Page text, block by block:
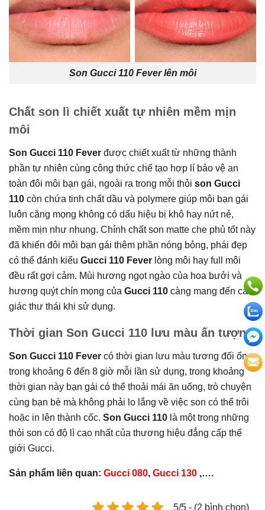
Son Gucci 110 Fever lên môi
Chất son lì chiết xuất tự nhiên mềm mịn
môi
Son Gucci 110 Fever được chiết xuất từ những thành
phần tự nhiên cùng công thức chế tạo hợp lí bảo vệ an
toàn đôi môi bạn gái, ngoài ra trong mỗi thỏi son Gucci
110 còn chứa tinh chất dầu và polymere giúp môi bạn gái
luôn căng mọng không có dấu hiệu bị khô hay nứt nẻ,
mềm mịn như nhung. Chính chất son matte che phủ tốt này
đã khiến đôi môi bạn gái thêm phần nóng bỏng, phái đẹp
có thể đánh kiểu Gucci 110 Fever lòng môi hay full môi
đều rất gợi cảm. Mùi hương ngọt ngào của hoa bưởi và
hương quýt chín mọng của Gucci 110 càng mang đến cảm
giác thư thái khi sử dụng.
Thời gian Son Gucci 110 lưu màu ấn tượng
Son Gucci 110 Fever có thời gian lưu màu tương đối ổn
trong khoảng 6 đến 8 giờ mỗi lần sử dụng, trong khoảng
thời gian này bạn gái có thể thoải mái ăn uống, trò chuyện
cùng bạn bè mà không phải lo lắng về việc son có thể trôi
hoặc in lên thành cốc. Son Gucci 110 là một trong những
thỏi son có độ lì cao nhất của thương hiệu đẳng cấp thế
giới Gucci.
Sản phẩm liên quan: Gucci 080, Gucci 130 ,….
5/5 - (2 bình chọn)